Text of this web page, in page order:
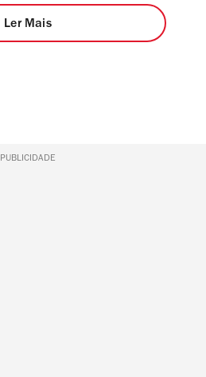
Ler Mais
PUBLICIDADE